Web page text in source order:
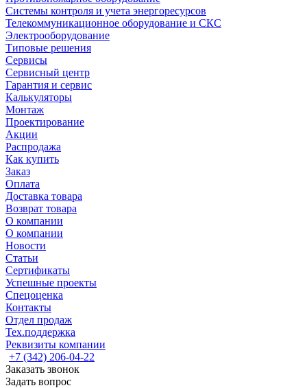
Системы контроля и учета энергоресурсов
Телекоммуникационное оборудование и СКС
Электрооборудование
Типовые решения
Сервисы
Сервисный центр
Гарантия и сервис
Калькуляторы
Монтаж
Проектирование
Акции
Распродажа
Как купить
Заказ
Оплата
Доставка товара
Возврат товара
О компании
О компании
Новости
Статьи
Сертификаты
Успешные проекты
Спецоценка
Контакты
Отдел продаж
Тех.поддержка
Реквизиты компании
+7 (342) 206-04-22
Заказать звонок
Задать вопрос